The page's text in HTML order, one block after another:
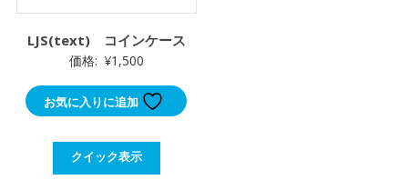
LJS(text) コインケース
価格: ¥1,500
お気に入りに追加
クイック表示